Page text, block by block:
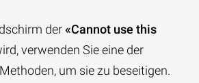
der«Cannot use this
verwenden Sie eine der
um sie zu beseitigen.